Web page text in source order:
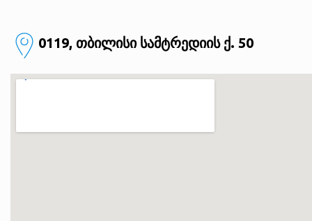
0119, თბილისი სამტრედიის ქ. 50